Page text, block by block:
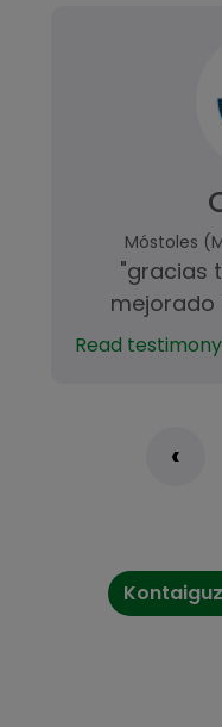
Móstoles
"gracias
mejorado
Read testimony
‹